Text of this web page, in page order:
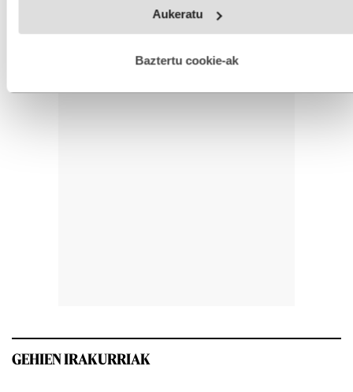
fitxategiak erabiltzen ditu. Zure esperientzia eta zerbitzuak
esplizitua ematen diguzu.Gehiago irakurri
Aukeratu
Baztertu cookie-ak
GEHIEN IRAKURRIAK